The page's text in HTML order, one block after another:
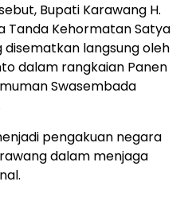
Bupati Karawang H.
Tanda Kehormatan Satya
disematkan langsung oleh
dalam rangkaian Panen
Swasembada
pengakuan negara
dalam menjaga